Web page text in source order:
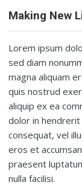
Making New
Lorem ipsum
sed diam
magna aliquam
quis nostrud
aliquip ex ea
dolor in
consequat, vel
eros et
praesent
nulla facilisi.